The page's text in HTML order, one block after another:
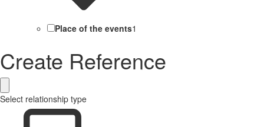
Place of the events1
Create Reference
Select relationship type